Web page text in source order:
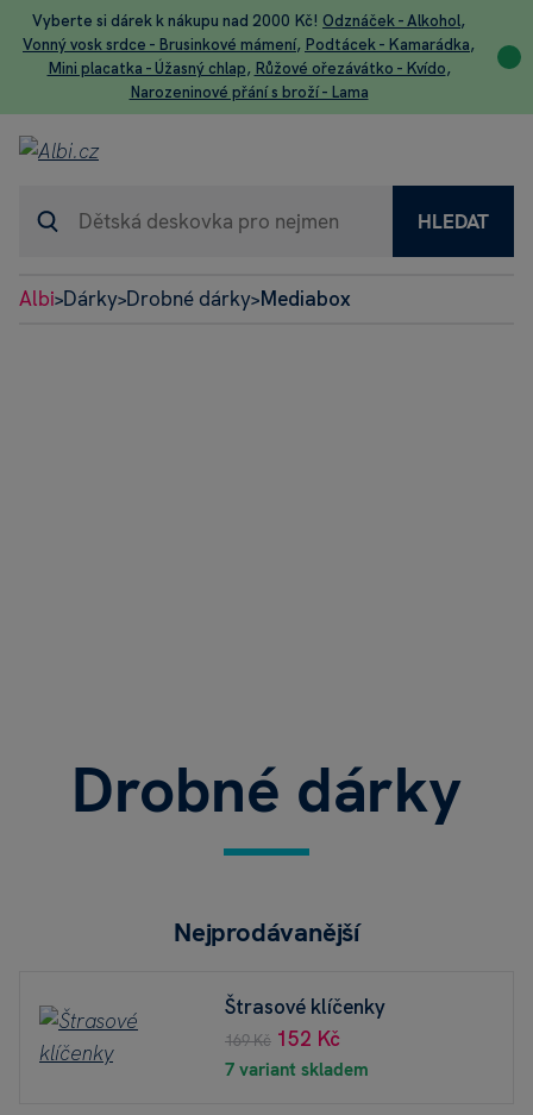
Vyberte si dárek k nákupu nad 2000 Kč! Odznáček - Alkohol,
Vonný vosk srdce - Brusinkové mámení, Podtácek - Kamarádka,
Mini placatka - Úžasný chlap, Růžové ořezávátko - Kvído,
Narozeninové přání s broží - Lama
HLEDAT
Albi>Dárky>Drobné dárky>Mediabox
Drobné dárky
Nejprodávanější
Štrasové klíčenky
7 variant skladem
169 Kč 152 Kč